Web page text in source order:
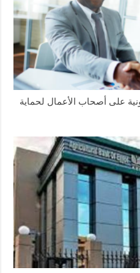
على أصحاب الأعمال لحماية